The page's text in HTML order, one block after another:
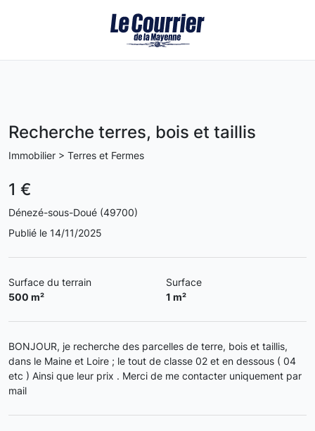
Recherche terres, bois et taillis
Immobilier > Terres et Fermes
1 €
Dénezé-sous-Doué (49700)
Publié le 14/11/2025
Surface du terrain
500 m²
Surface
1 m²
BONJOUR, je recherche des parcelles de terre, bois et taillis,
dans le Maine et Loire ; le tout de classe 02 et en dessous ( 04
etc ) Ainsi que leur prix . Merci de me contacter uniquement par
mail